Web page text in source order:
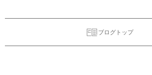
ブログトップ